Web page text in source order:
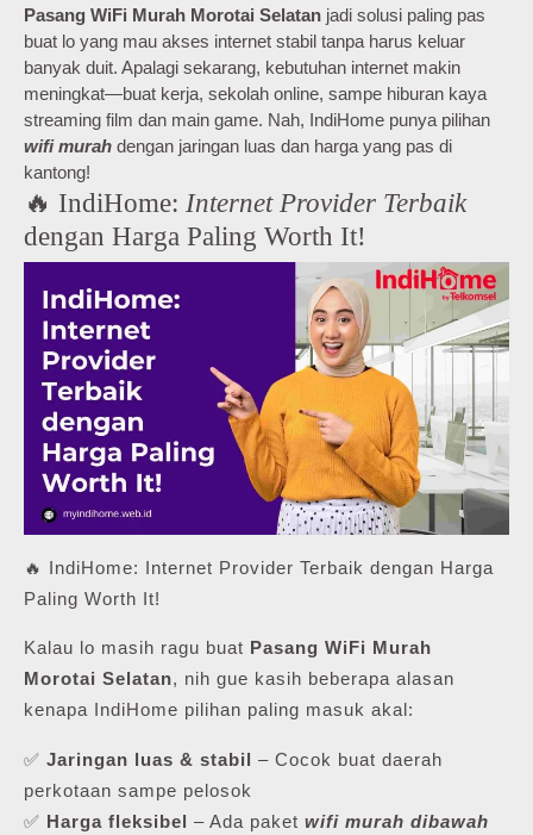
Pasang WiFi Murah Morotai Selatan jadi solusi paling pas
buat lo yang mau akses internet stabil tanpa harus keluar
banyak duit. Apalagi sekarang, kebutuhan internet makin
meningkat—buat kerja, sekolah online, sampe hiburan kaya
streaming film dan main game. Nah, IndiHome punya pilihan
wifi murah dengan jaringan luas dan harga yang pas di
kantong!
🔥 IndiHome: Internet Provider Terbaik
dengan Harga Paling Worth It!
🔥 IndiHome: Internet Provider Terbaik dengan Harga
Paling Worth It!
Kalau lo masih ragu buat Pasang WiFi Murah
Morotai Selatan, nih gue kasih beberapa alasan
kenapa IndiHome pilihan paling masuk akal:
✅ Jaringan luas & stabil – Cocok buat daerah
perkotaan sampe pelosok
✅ Harga fleksibel – Ada paket wifi murah dibawah